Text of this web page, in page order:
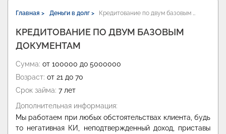
Главная > Деньги в долг > Кредитование по двум базовым …
КРЕДИТОВАНИЕ ПО ДВУМ БАЗОВЫМ
ДОКУМЕНТАМ
Сумма: от 100000 до 5000000
Возраст: от 21 до 70
Срок займа: 7 лет
Дополнительная информация:
Мы работаем при любых обстоятельствах клиента, будь
то негативная КИ, неподтвержденный доход, приставы